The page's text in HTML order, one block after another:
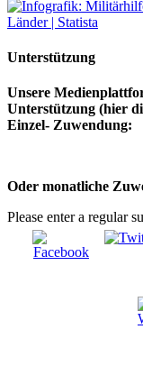
Unterstützung
Unsere
Unterstützung (hier
Einzel- Zuwendung:
Oder monatliche
Please enter a regular